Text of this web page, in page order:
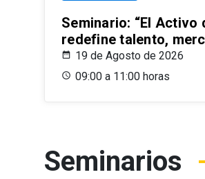
Seminario: “El
redefine talento,
19 de Agosto de 2026
09:00 a 11:00 horas
Seminarios